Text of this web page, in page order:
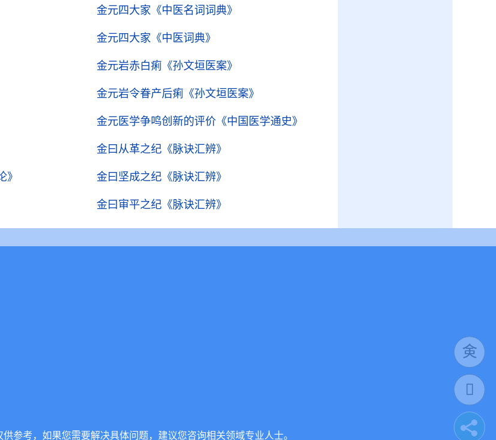
金元四大家 《中医名词词典》
金元四大家 《中医词典》
金元岩赤白痢 《孙文垣医案》
金元岩令眷产后痢 《孙文垣医案》
金元医学争鸣创新的评价 《中国医学通史》
金曰从革之纪 《脉诀汇辨》
》 金曰坚成之纪 《脉诀汇辨》
金曰审平之纪 《脉诀汇辨》
参考，如果您需要解决具体问题，建议您咨询相关领域专业人士。